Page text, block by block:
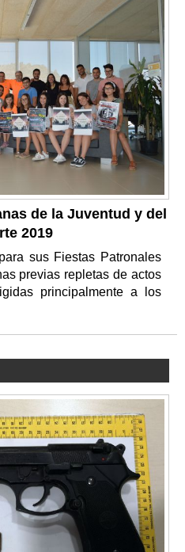
de la Juventud y del
2019
sus Fiestas Patronales
previas repletas de actos
principalmente a los